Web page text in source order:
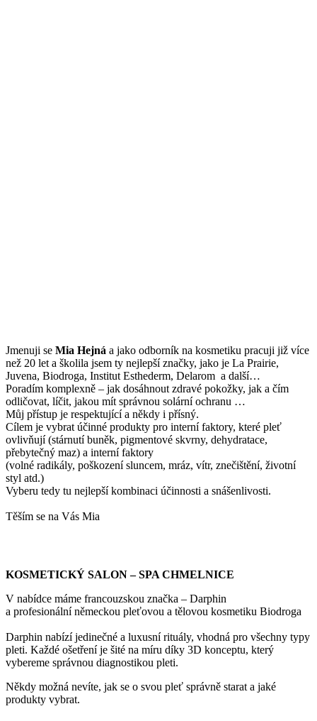
Jmenuji se Mia Hejná a jako odborník na kosmetiku pracuji již více
než 20 let a školila jsem ty nejlepší značky, jako je La Prairie,
Juvena, Biodroga, Institut Esthederm, Delarom a další…
Poradím komplexně – jak dosáhnout zdravé pokožky, jak a čím
odličovat, líčit, jakou mít správnou solární ochranu …
Můj přístup je respektující a někdy i přísný.
Cílem je vybrat účinné produkty pro interní faktory, které pleť
ovlivňují (stárnutí buněk, pigmentové skvrny, dehydratace,
přebytečný maz) a interní faktory
(volné radikály, poškození sluncem, mráz, vítr, znečištění, životní
styl atd.)
Vyberu tedy tu nejlepší kombinaci účinnosti a snášenlivosti.
Těším se na Vás Mia
KOSMETICKÝ SALON – SPA CHMELNICE
V nabídce máme francouzskou značka – Darphin
a profesionální německou pleťovou a tělovou kosmetiku Biodroga
Darphin nabízí jedinečné a luxusní rituály, vhodná pro všechny typy
pleti. Každé ošetření je šité na míru díky 3D konceptu, který
vybereme správnou diagnostikou pleti.
Někdy možná nevíte, jak se o svou pleť správně starat a jaké
produkty vybrat.